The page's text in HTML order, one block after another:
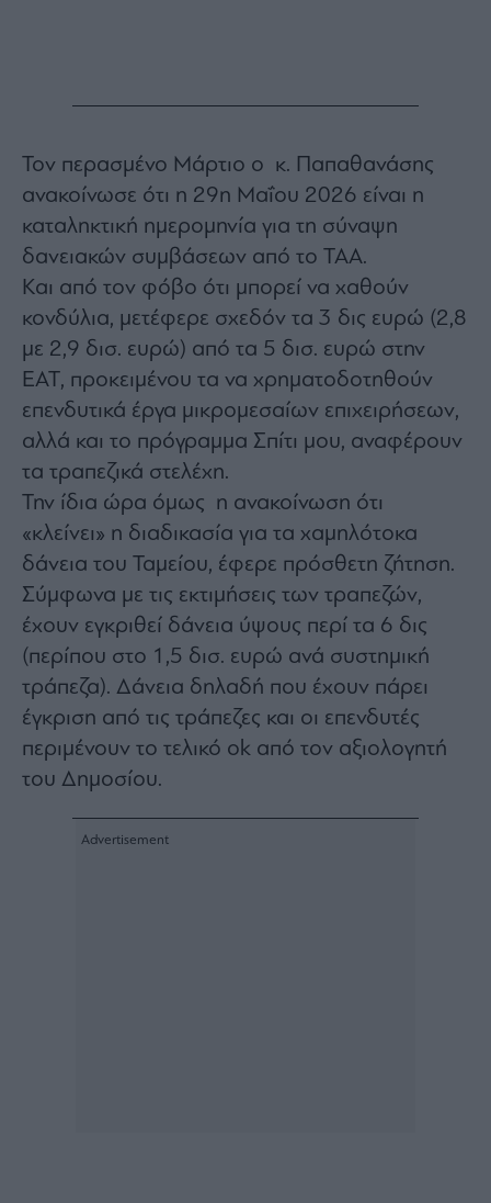
Τον περασμένο Μάρτιο ο κ. Παπαθανάσης
ανακοίνωσε ότι η 29η Μαΐου 2026 είναι η
καταληκτική ημερομηνία για τη σύναψη
δανειακών συμβάσεων από το ΤΑΑ.
Και από τον φόβο ότι μπορεί να χαθούν
κονδύλια, μετέφερε σχεδόν τα 3 δις ευρώ (2,8
με 2,9 δισ. ευρώ) από τα 5 δισ. ευρώ στην
ΕΑΤ, προκειμένου τα να χρηματοδοτηθούν
επενδυτικά έργα μικρομεσαίων επιχειρήσεων,
αλλά και το πρόγραμμα Σπίτι μου, αναφέρουν
τα τραπεζικά στελέχη.
Την ίδια ώρα όμως η ανακοίνωση ότι
«κλείνει» η διαδικασία για τα χαμηλότοκα
δάνεια του Ταμείου, έφερε πρόσθετη ζήτηση.
Σύμφωνα με τις εκτιμήσεις των τραπεζών,
έχουν εγκριθεί δάνεια ύψους περί τα 6 δις
(περίπου στο 1,5 δισ. ευρώ ανά συστημική
τράπεζα). Δάνεια δηλαδή που έχουν πάρει
έγκριση από τις τράπεζες και οι επενδυτές
περιμένουν το τελικό ok από τον αξιολογητή
του Δημοσίου.